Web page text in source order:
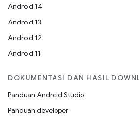
Android 14
Android 13
Android 12
Android 11
DOKUMENTASI DAN HASIL
Panduan Android Studio
Panduan developer